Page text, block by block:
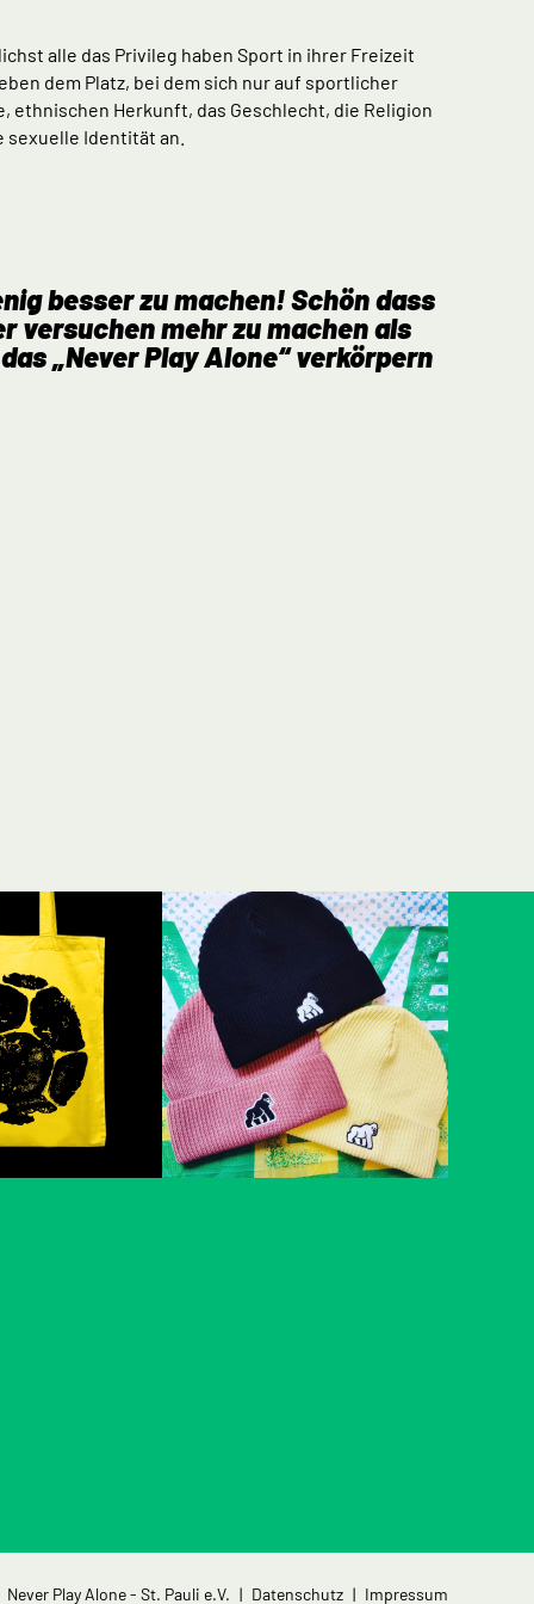
alle das Privileg haben Sport in ihrer Freizeit
dem Platz, bei dem sich nur auf sportlicher
ethnischen Herkunft, das Geschlecht, die Religion
sexuelle Identität an.
besser zu machen! Schön dass
versuchen mehr zu machen als
„Never Play Alone“ verkörpern
Never Play Alone - St. Pauli e.V. Navigation
Datenschutz Impressum